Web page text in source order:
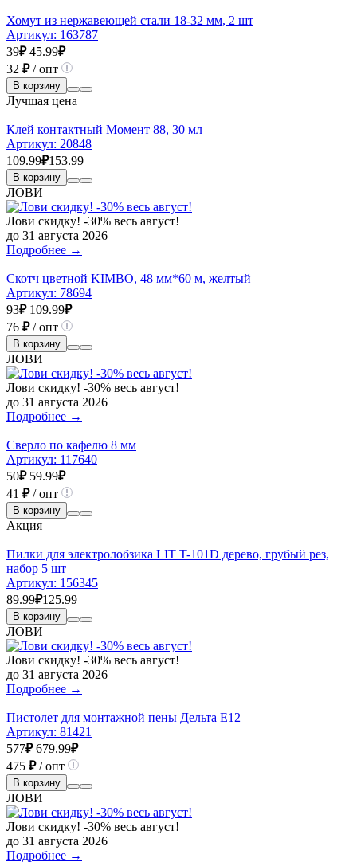
Хомут из нержавеющей стали 18-32 мм, 2 шт
Артикул: 163787
39₽ 45.99₽
32 ₽/ опт
В корзину
Лучшая цена
Клей контактный Момент 88, 30 мл
Артикул: 20848
109.99₽153.99
В корзину
ЛОВИ
Лови скидку! -30% весь август!
до 31 августа 2026
Подробнее →
Скотч цветной KIMBO, 48 мм*60 м, желтый
Артикул: 78694
93₽ 109.99₽
76 ₽/ опт
В корзину
ЛОВИ
Лови скидку! -30% весь август!
до 31 августа 2026
Подробнее →
Сверло по кафелю 8 мм
Артикул: 117640
50₽ 59.99₽
41 ₽/ опт
В корзину
Акция
Пилки для электролобзика LIT T-101D дерево, грубый рез,
набор 5 шт
Артикул: 156345
89.99₽125.99
В корзину
ЛОВИ
Лови скидку! -30% весь август!
до 31 августа 2026
Подробнее →
Пистолет для монтажной пены Дельта E12
Артикул: 81421
577₽ 679.99₽
475 ₽/ опт
В корзину
ЛОВИ
Лови скидку! -30% весь август!
до 31 августа 2026
Подробнее →